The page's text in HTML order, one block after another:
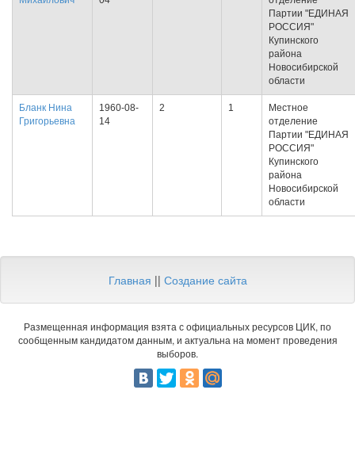
Партии "ЕДИНАЯ
РОССИЯ"
Купинского
района
Новосибирской
области
Бланк Нина
Григорьевна
1960-08-
14
2 1
Местное
отделение
Партии "ЕДИНАЯ
РОССИЯ"
Купинского
района
Новосибирской
области
Главная || Создание сайта
Размещенная информация взята с официальных ресурсов ЦИК, по
сообщенным кандидатом данным, и актуальна на момент проведения
выборов.